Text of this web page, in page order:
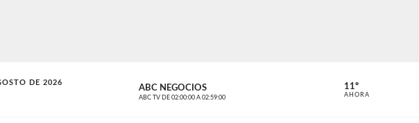
DE 2026
MÚSICA ABC NEGOCIOS
ABC TV DE 02:00:00 A 02:59:00 ABC CARDINAL
11º
AHORA